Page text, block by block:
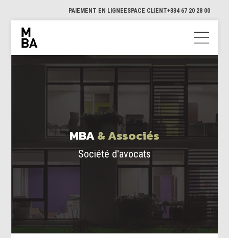
PAIEMENT EN LIGNEESPACE CLIENT+334 67 20 28 00
MBA& Associés
Société d'avocats